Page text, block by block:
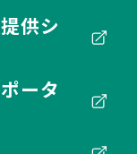
供シ
ータ